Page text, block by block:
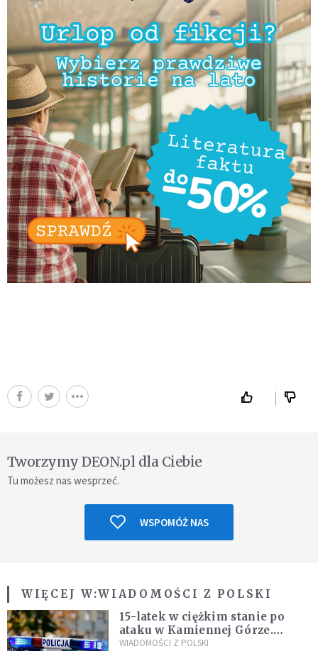
Tworzymy DEON.pl dla Ciebie
Tu możesz nas wesprzeć.
WSPOMÓŻ NAS
WIĘCEJ W:WIADOMOŚCI Z POLSKI
15-latek w ciężkim stanie po
ataku w Kamiennej Górze.
Policja zatrzymała dwóch
WIADOMOŚCI Z POLSKI